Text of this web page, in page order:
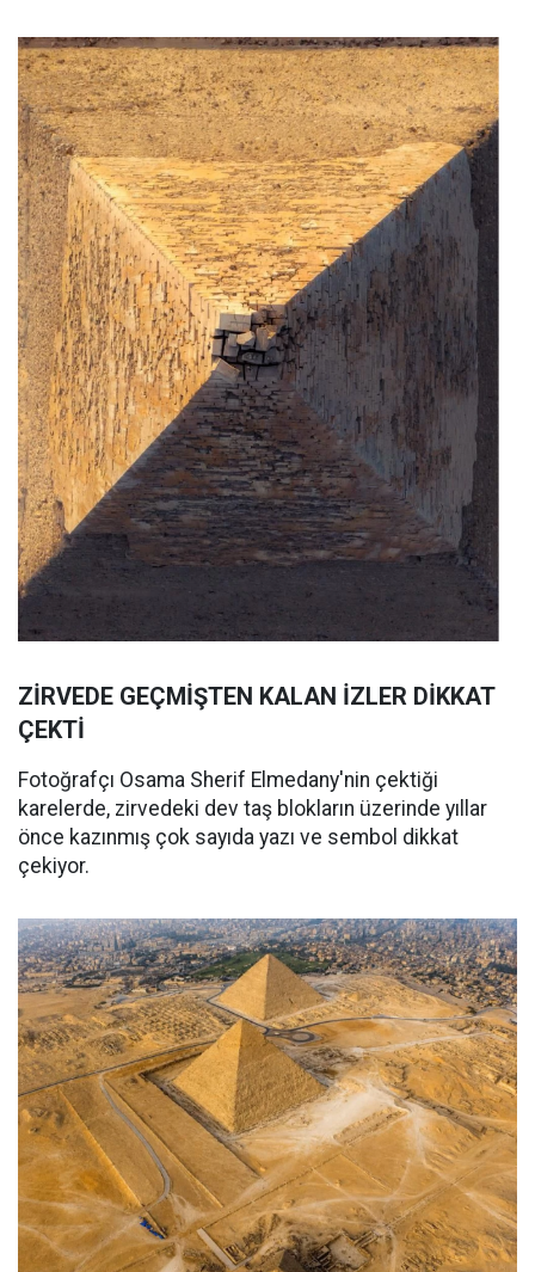
ZİRVEDE GEÇMİŞTEN KALAN İZLER DİKKAT
ÇEKTİ
Fotoğrafçı Osama Sherif Elmedany'nin çektiği
karelerde, zirvedeki dev taş blokların üzerinde yıllar
önce kazınmış çok sayıda yazı ve sembol dikkat
çekiyor.